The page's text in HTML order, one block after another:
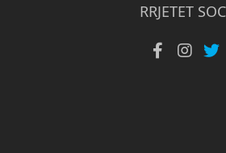
RRJETET